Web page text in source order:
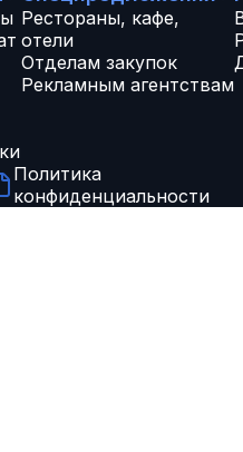
Рестораны, кафе,
отели
Отделам закупок
Рекламным агентствам
Политика
конфиденциальности